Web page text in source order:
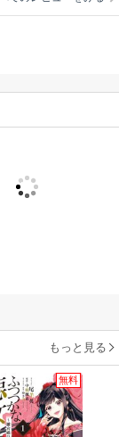
もっと見る
無料